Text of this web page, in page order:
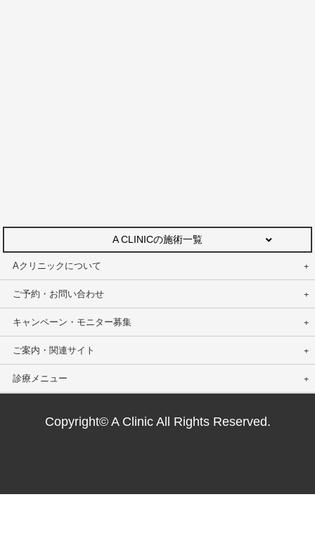
A CLINICの施術一覧
Aクリニックについて
ご予約・お問い合わせ
キャンペーン・モニター募集
ご案内・関連サイト
診療メニュー
Copyright© A Clinic All Rights Reserved.